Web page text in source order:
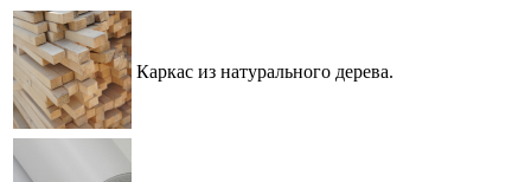
Каркас из натурального дерева.